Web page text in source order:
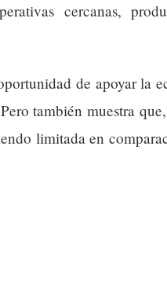
cercanas,
de apoyar la
también muestra
limitada en